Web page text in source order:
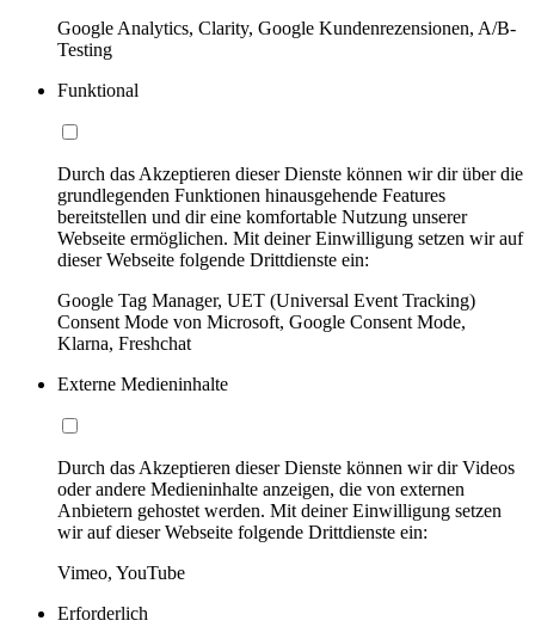
Google Analytics, Clarity, Google Kundenrezensionen, A/B-
Testing
Funktional
Durch das Akzeptieren dieser Dienste können wir dir über die
grundlegenden Funktionen hinausgehende Features
bereitstellen und dir eine komfortable Nutzung unserer
Webseite ermöglichen. Mit deiner Einwilligung setzen wir auf
dieser Webseite folgende Drittdienste ein:
Google Tag Manager, UET (Universal Event Tracking)
Consent Mode von Microsoft, Google Consent Mode,
Klarna, Freshchat
Externe Medieninhalte
Durch das Akzeptieren dieser Dienste können wir dir Videos
oder andere Medieninhalte anzeigen, die von externen
Anbietern gehostet werden. Mit deiner Einwilligung setzen
wir auf dieser Webseite folgende Drittdienste ein:
Vimeo, YouTube
Erforderlich